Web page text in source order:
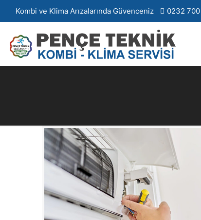
Kombi ve Klima Arızalarında Güvenceniz 0232 700